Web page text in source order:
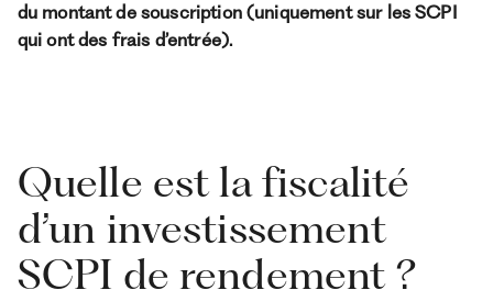
du montant de souscription (uniquement sur les SCPI
qui ont des frais d’entrée).
Quelle est la fiscalité
d’un investissement
SCPI de rendement ?